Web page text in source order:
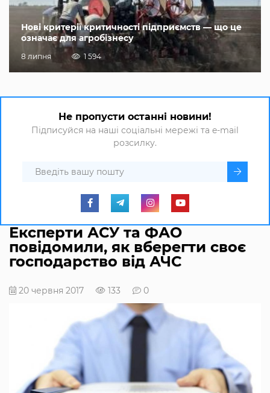
Нові критерії критичності підприємств — що це
означає для агробізнесу
8 липня 1 594
Не пропусти останні новини!
Підписуйся на наші соціальні мережі та e-mail
розсилку.
Експерти АСУ та ФАО
повідомили, як вберегти своє
господарство від АЧС
20 червня 2017 133 0